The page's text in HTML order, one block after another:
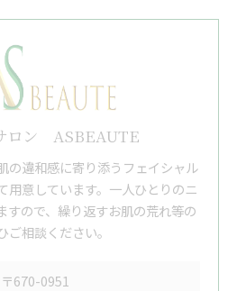
ロン ASBEAUTE
の違和感に寄り添うフェイシャル
用意しています。一人ひとりのニ
すので、繰り返すお肌の荒れ等の
相談ください。
〒670-0951